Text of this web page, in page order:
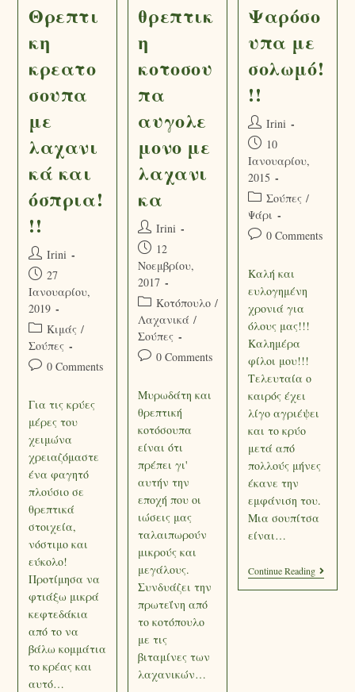
Θρεπτι
κη
κρεατο
σουπα
με
λαχανι
κά και
όσπρια!
!!
Irini
27
Ιανουαρίου,
2019
Κιμάς /
Σούπες
0 Comments
Για τις κρύες
μέρες του
χειμώνα
χρειαζόμαστε
ένα φαγητό
πλούσιο σε
θρεπτικά
στοιχεία,
νόστιμο και
εύκολο!
Προτίμησα να
φτιάξω μικρά
κεφτεδάκια
από το να
βάλω κομμάτια
το κρέας και
αυτό…
θρεπτικ
η
κοτοσου
πα
αυγολε
μονο με
λαχανι
κα
Irini
12
Νοεμβρίου,
2017
Κοτόπουλο /
Λαχανικά /
Σούπες
0 Comments
Μυρωδάτη και
θρεπτική
κοτόσουπα
είναι ότι
πρέπει γι'
αυτήν την
εποχή που οι
ιώσεις μας
ταλαιπωρούν
μικρούς και
μεγάλους.
Συνδυάζει την
πρωτεΐνη από
το κοτόπουλο
με τις
βιταμίνες των
λαχανικών…
Ψαρόσο
υπα με
σολωμό!
!!
Irini
10
Ιανουαρίου,
2015
Σούπες /
Ψάρι
0 Comments
Καλή και
ευλογημένη
χρονιά για
όλους μας!!!
Καλημέρα
φίλοι μου!!!
Τελευταία ο
καιρός έχει
λίγο αγριέψει
και το κρύο
μετά από
πολλούς μήνες
έκανε την
εμφάνιση του.
Μια σουπίτσα
είναι…
Continue Reading